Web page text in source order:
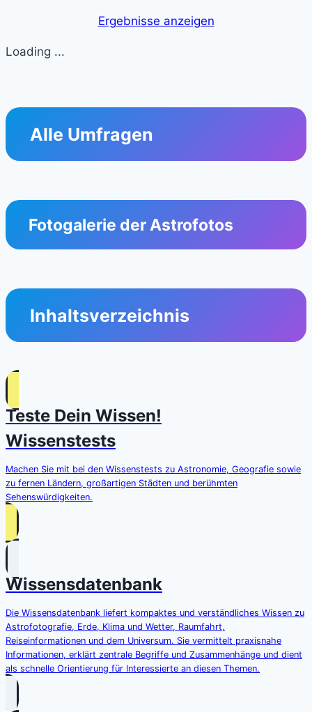
Ergebnisse anzeigen
Loading ...
Alle Umfragen
Fotogalerie der Astrofotos
Inhaltsverzeichnis
Teste Dein Wissen!
Wissenstests
Machen Sie mit bei den Wissenstests zu Astronomie, Geografie sowie
zu fernen Ländern, großartigen Städten und berühmten
Sehenswürdigkeiten.
Wissensdatenbank
Die Wissensdatenbank liefert kompaktes und verständliches Wissen zu
Astrofotografie, Erde, Klima und Wetter, Raumfahrt,
Reiseinformationen und dem Universum. Sie vermittelt praxisnahe
Informationen, erklärt zentrale Begriffe und Zusammenhänge und dient
als schnelle Orientierung für Interessierte an diesen Themen.